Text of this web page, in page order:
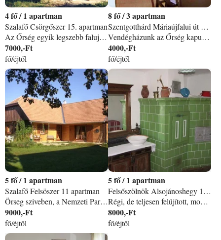
4 /1 apartman
Szalafő Csörgőszer 15. apartman
Az Őrség egyik legszebb falujában, Szalafőn, erdős, dombos tájon, gyönyörű, nyugodt, természetvédelmi környezetben áll a hangulatos házikó. Az eredeti formában helyreállított parasztház a térség építészeti hagyományainak megfelelően zsúpszalma tetőfedéssel, borona (fagerenda) falakkal, kényelmes, természetes alapanyagú bútorokkal és textilekkel, helyi népi tárgyakkal berendezve várja a pihenni vágyókat. PIHENJEN EGY EREDETI ŐRSÉGI ZSÚPTETŐS PARASZTHÁZBAN!
7000,-Ft
fő/éjtől
8 /3 apartman
Szentgotthárd Máriaújfalui út 141 apartman
Vendégházunk az Őrség kapujában, egy fenyvesekkel körülvett völgyben fekszik, mindössze 300 méterre vas megye legnagyobb tavától. A Hársas tó mintegy 17 hektáron terül el, lehetőséget ad strandolásra (bójával kijelölt, lassan mélyülő víz, homokos part, vizimentő szolgálat) horgászatra (Horgászjegyet helyben tudok biztosítani) vagy csak egy kellemes sétára a tó körüli sétányon. A közelben folyik a Rába, Magyarország leghosszabb szabályozattlan folyószakasza, amely vadregényes, kanyargós partjáról, és az innen kikerülő rekordlistás halairól méltán népszerű.
4000,-Ft
fő/éjtől
5 /1 apartman
Szalafő Felsöszer 11 apartman
Örseg sziveben, a Nemzeti Park területen fekszik összkomfortos nyaralonk. Egy hektaros terület, csönd, nyugalom. Öt fö reszere biztositunk teljes kikapcsolodast marc. 1 es nov. 15 között. Harom haloszoba, nagy nappali, teljesen berendezett konyha, jol felszerelt fürdöszoba, külön WC, ket terasz, kerti butorok, kerti pavilon. Internet a hazban. Kutyat is szivesen latunk! Fütes: 1500/nap/haz Hivjon, irjon! 1, ill. 2fő: 32000 Ft/ej Utana minden fő -4000-rel tobbet fizet.
9000,-Ft
fő/éjtől
5 /1 apartman
Felsőszölnök Alsojánoshegy 11 apartman
Régi, de teljesen felújított, modernizált összkomfortos tömésház, 70 cm vastag falakkal, az erdő szélén, a faluközponttól 1200 méterre. Két szoba- konyha- fürdő- wc. Az udvaron egy 200 éves körtefa.
8000,-Ft
fő/éjtől